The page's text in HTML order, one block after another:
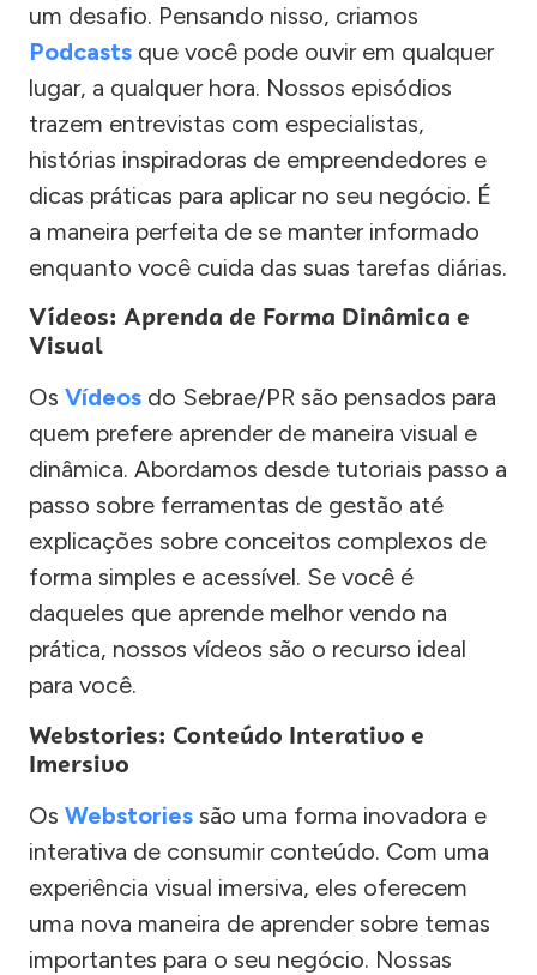
um desafio. Pensando nisso, criamos
Podcasts que você pode ouvir em qualquer
lugar, a qualquer hora. Nossos episódios
trazem entrevistas com especialistas,
histórias inspiradoras de empreendedores e
dicas práticas para aplicar no seu negócio. É
a maneira perfeita de se manter informado
enquanto você cuida das suas tarefas diárias.
Vídeos: Aprenda de Forma Dinâmica e
Visual
Os Vídeos do Sebrae/PR são pensados para
quem prefere aprender de maneira visual e
dinâmica. Abordamos desde tutoriais passo a
passo sobre ferramentas de gestão até
explicações sobre conceitos complexos de
forma simples e acessível. Se você é
daqueles que aprende melhor vendo na
prática, nossos vídeos são o recurso ideal
para você.
Webstories: Conteúdo Interativo e
Imersivo
Os Webstories são uma forma inovadora e
interativa de consumir conteúdo. Com uma
experiência visual imersiva, eles oferecem
uma nova maneira de aprender sobre temas
importantes para o seu negócio. Nossas